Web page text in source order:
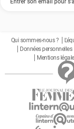
Qui sommes-nous ?
Données personnelles
Mentions